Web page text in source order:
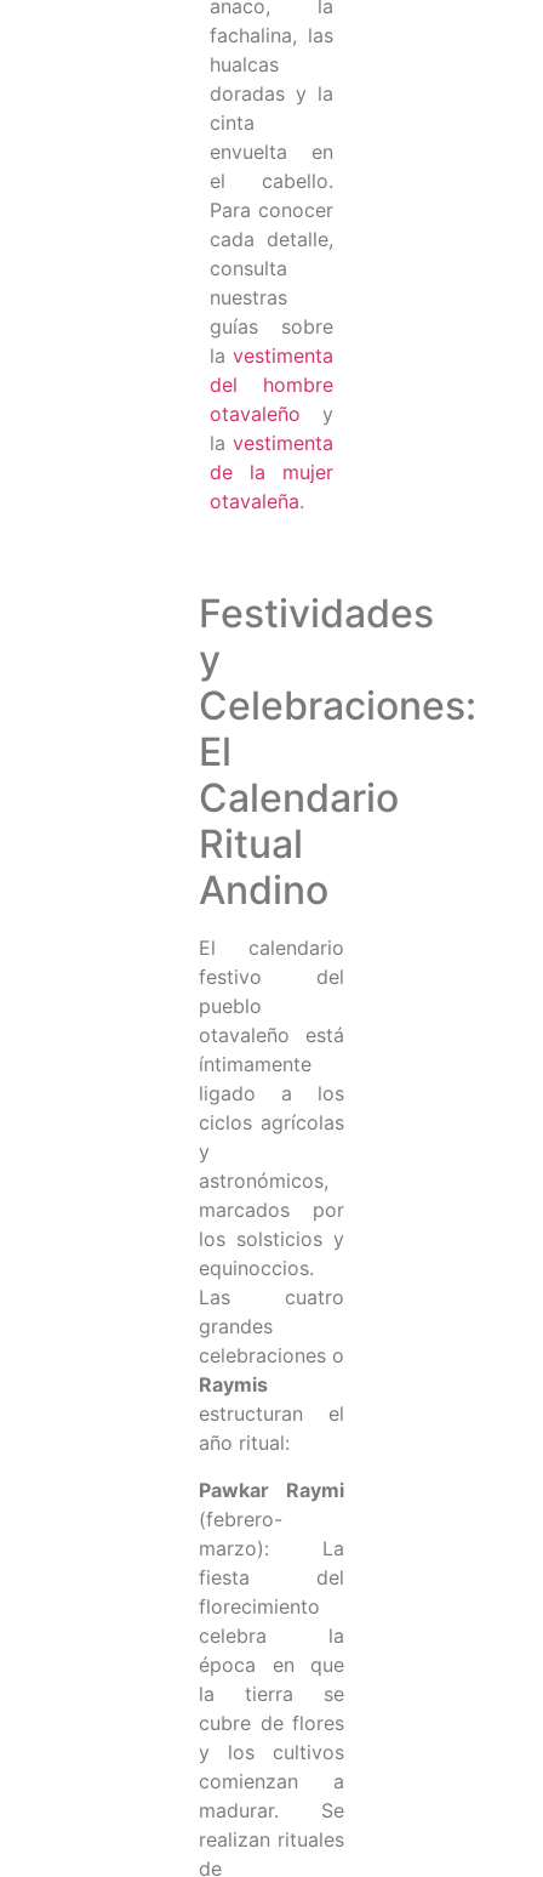
anaco, la
fachalina, las
hualcas
doradas y la
cinta
envuelta en
el cabello.
Para conocer
cada detalle,
consulta
nuestras
guías sobre
la vestimenta
del hombre
otavaleño y
la vestimenta
de la mujer
otavaleña.
Festividades
y
Celebraciones:
El
Calendario
Ritual
Andino
El calendario
festivo del
pueblo
otavaleño está
íntimamente
ligado a los
ciclos agrícolas
y
astronómicos,
marcados por
los solsticios y
equinoccios.
Las cuatro
grandes
celebraciones o
Raymis
estructuran el
año ritual:
Pawkar Raymi
(febrero-
marzo): La
fiesta del
florecimiento
celebra la
época en que
la tierra se
cubre de flores
y los cultivos
comienzan a
madurar. Se
realizan rituales
de